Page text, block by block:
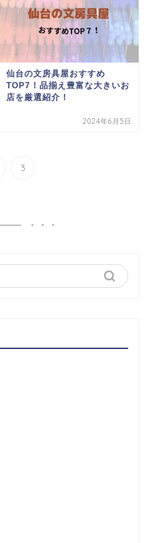
仙台の文房具屋おすすめ
TOP7！品揃え豊富な大きいお
店を厳選紹介！
2024年6月5日
3